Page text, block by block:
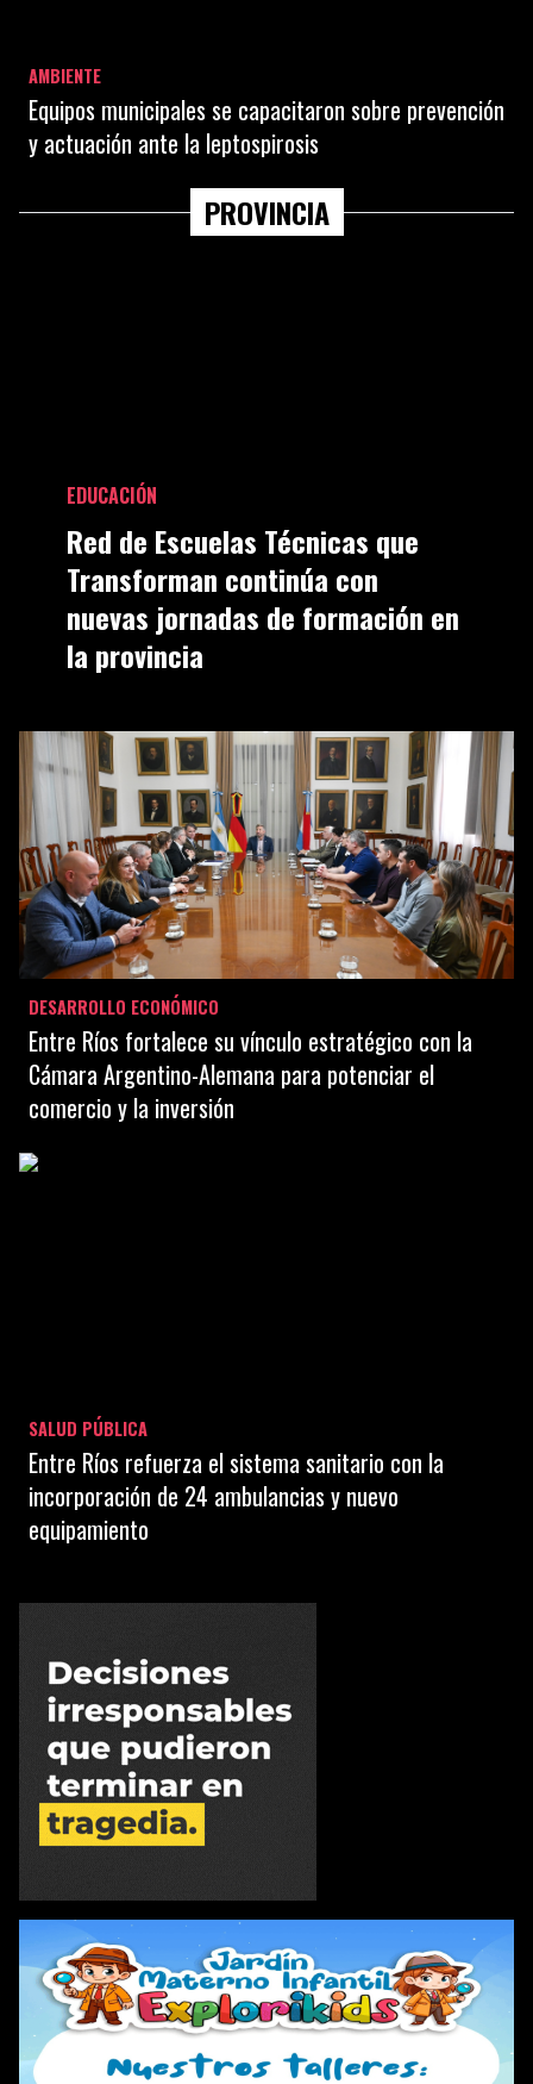
AMBIENTE
Equipos municipales se capacitaron sobre prevención
y actuación ante la leptospirosis
PROVINCIA
EDUCACIÓN
Red de Escuelas Técnicas que
Transforman continúa con
nuevas jornadas de formación en
la provincia
DESARROLLO ECONÓMICO
Entre Ríos fortalece su vínculo estratégico con la
Cámara Argentino-Alemana para potenciar el
comercio y la inversión
SALUD PÚBLICA
Entre Ríos refuerza el sistema sanitario con la
incorporación de 24 ambulancias y nuevo
equipamiento